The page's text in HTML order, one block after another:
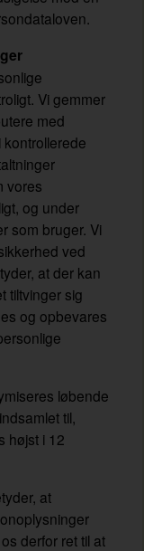
Vi gemmer
med
vores
og under
som bruger. Vi
ved
at der kan
tiltvinger sig
og opbevares
løbende
til,
højst i 12
at
derfor ret til at